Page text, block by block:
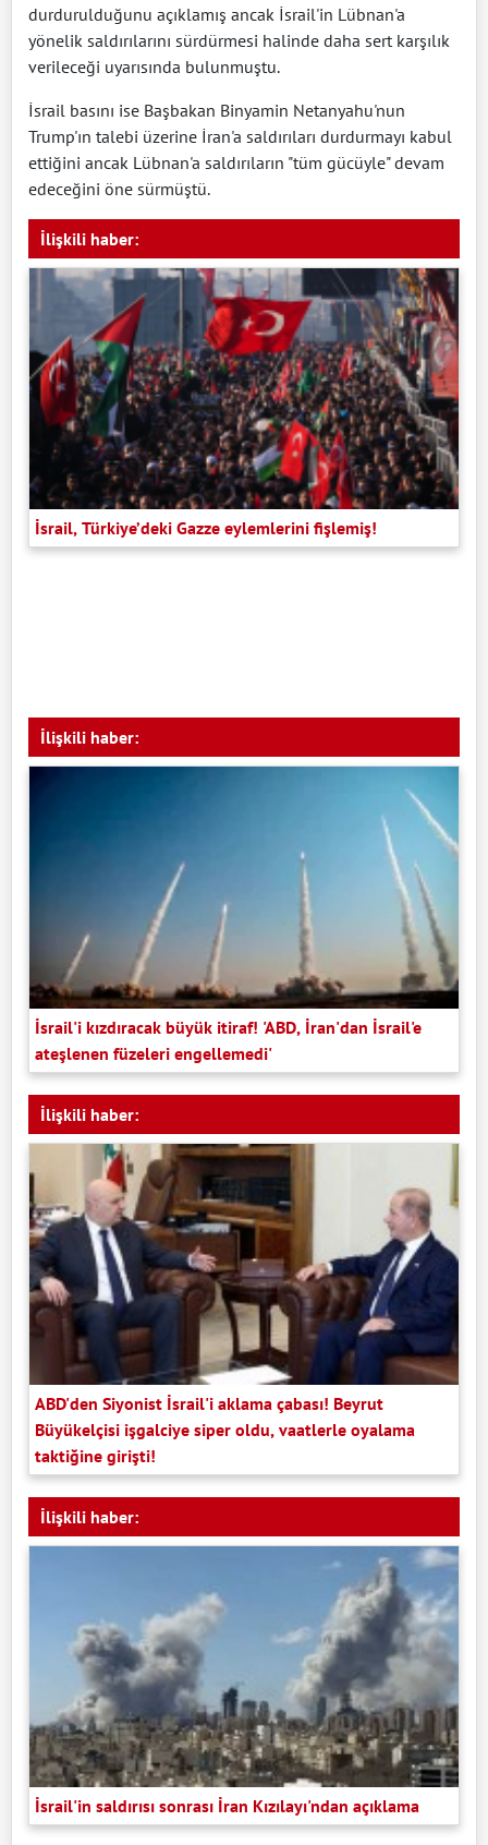
durdurulduğunu açıklamış ancak İsrail'in Lübnan'a
yönelik saldırılarını sürdürmesi halinde daha sert karşılık
verileceği uyarısında bulunmuştu.
İsrail basını ise Başbakan Binyamin Netanyahu'nun
Trump'ın talebi üzerine İran'a saldırıları durdurmayı kabul
ettiğini ancak Lübnan'a saldırıların "tüm gücüyle" devam
edeceğini öne sürmüştü.
İlişkili haber:
İsrail, Türkiye’deki Gazze eylemlerini fişlemiş!
İlişkili haber:
İsrail'i kızdıracak büyük itiraf! 'ABD, İran'dan İsrail'e
ateşlenen füzeleri engellemedi'
İlişkili haber:
ABD'den Siyonist İsrail'i aklama çabası! Beyrut
Büyükelçisi işgalciye siper oldu, vaatlerle oyalama
taktiğine girişti!
İlişkili haber:
İsrail'in saldırısı sonrası İran Kızılayı'ndan açıklama